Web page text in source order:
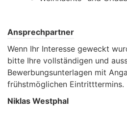
Ansprechpartner
Wenn Ihr Interesse geweckt
bitte Ihre vollständigen und
Bewerbungsunterlagen mit
frühstmöglichen Eintritttermins.
Niklas Westphal